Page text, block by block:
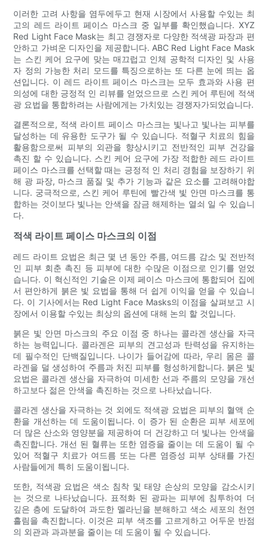
이러한 고려 사항을 염두에두고 현재 시장에서 사용할 수있는 최
고의 레드 라이트 페이스 마스크 중 일부를 확인했습니다. XYZ
Red Light Face Mask는 최고 경쟁자로 다양한 적색광 파장과 편
안하고 가벼운 디자인을 제공합니다. ABC Red Light Face Mask
는 스킨 케어 요구에 맞는 매끄럽고 인체 공학적 디자인 및 사용
자 정의 가능한 처리 모드를 특징으로하는 또 다른 눈에 띄는 옵
션입니다. 이 레드 라이트 페이스 마스크는 모두 효과와 사용 편
의성에 대한 긍정적 인 리뷰를 얻었으므로 스킨 케어 루틴에 적색
광 요법을 통합하려는 사람에게는 가치있는 경쟁자가되었습니다.
결론적으로, 적색 라이트 페이스 마스크는 빛나고 빛나는 피부를
달성하는 데 유용한 도구가 될 수 있습니다. 적혈구 치료의 힘을
활용함으로써 피부의 외관을 향상시키고 전반적인 피부 건강을
촉진 할 수 있습니다. 스킨 케어 요구에 가장 적합한 레드 라이트
페이스 마스크를 선택할 때는 긍정적 인 처리 경험을 보장하기 위
해 광 파장, 마스크 품질 및 추가 기능과 같은 요소를 고려해야합
니다. 궁극적으로, 스킨 케어 루틴에 빨간색 빛 안면 마스크를 통
합하는 것이보다 빛나는 안색을 잠금 해제하는 열쇠 일 수 있습니
다.
적색 라이트 페이스 마스크의 이점
레드 라이트 요법은 최근 몇 년 동안 주름, 여드름 감소 및 전반적
인 피부 회춘 촉진 등 피부에 대한 수많은 이점으로 인기를 얻었
습니다. 이 혁신적인 기술은 이제 페이스 마스크에 통합되어 집에
서 편안하게 붉은 빛 요법을 통해 더 쉽게 이익을 얻을 수 있습니
다. 이 기사에서는 Red Light Face Masks의 이점을 살펴보고 시
장에서 이용할 수있는 최상의 옵션에 대해 논의 할 것입니다.
붉은 빛 안면 마스크의 주요 이점 중 하나는 콜라겐 생산을 자극
하는 능력입니다. 콜라겐은 피부의 견고성과 탄력성을 유지하는
데 필수적인 단백질입니다. 나이가 들어감에 따라, 우리 몸은 콜
라겐을 덜 생성하여 주름과 처진 피부를 형성하게합니다. 붉은 빛
요법은 콜라겐 생산을 자극하여 미세한 선과 주름의 모양을 개선
하고보다 젊은 안색을 촉진하는 것으로 나타났습니다.
콜라겐 생산을 자극하는 것 외에도 적색광 요법은 피부의 혈액 순
환을 개선하는 데 도움이됩니다. 이 증가 된 순환은 피부 세포에
더 많은 산소와 영양분을 제공하여 더 건강하고 더 빛나는 안색을
촉진합니다. 개선 된 혈류는 또한 염증을 줄이는 데 도움이 될 수
있어 적혈구 치료가 여드름 또는 다른 염증성 피부 상태를 가진
사람들에게 특히 도움이됩니다.
또한, 적색광 요법은 색소 침착 및 태양 손상의 모양을 감소시키
는 것으로 나타났습니다. 표적화 된 광파는 피부에 침투하여 더
깊은 층에 도달하여 과도한 멜라닌을 분해하고 색소 세포의 천연
흘림을 촉진합니다. 이것은 피부 색조를 고르게하고 어두운 반점
의 외관과 과과분을 줄이는 데 도움이 될 수 있습니다.